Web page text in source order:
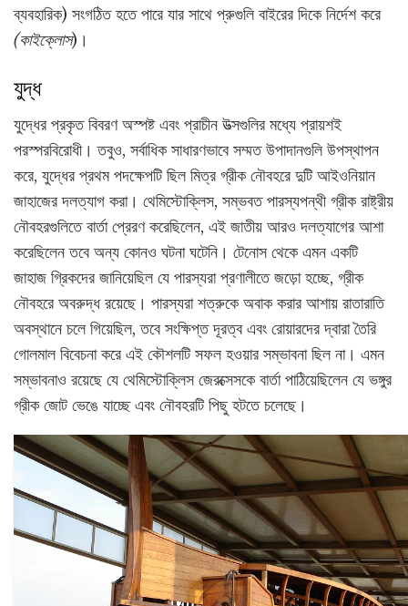
ব্যবহারিক) সংগঠিত হতে পারে যার সাথে প্রুগুলি বাইরের দিকে নির্দেশ করে
(কাইক্লোস)।
যুদ্ধ
যুদ্ধের প্রকৃত বিবরণ অস্পষ্ট এবং প্রাচীন উত্সগুলির মধ্যে প্রায়শই
পরস্পরবিরোধী। তবুও, সর্বাধিক সাধারণভাবে সম্মত উপাদানগুলি উপস্থাপন
করে, যুদ্ধের প্রথম পদক্ষেপটি ছিল মিত্র গ্রীক নৌবহরে দুটি আইওনিয়ান
জাহাজের দলত্যাগ করা। থেমিস্টোক্লিস, সম্ভবত পারস্যপন্থী গ্রীক রাষ্ট্রীয়
নৌবহরগুলিতে বার্তা প্রেরণ করেছিলেন, এই জাতীয় আরও দলত্যাগের আশা
করেছিলেন তবে অন্য কোনও ঘটনা ঘটেনি। টেনোস থেকে এমন একটি
জাহাজ গ্রিকদের জানিয়েছিল যে পারস্যরা প্রণালীতে জড়ো হচ্ছে, গ্রীক
নৌবহরে অবরুদ্ধ রয়েছে। পারস্যরা শত্রুকে অবাক করার আশায় রাতারাতি
অবস্থানে চলে গিয়েছিল, তবে সংক্ষিপ্ত দূরত্ব এবং রোয়ারদের দ্বারা তৈরি
গোলমাল বিবেচনা করে এই কৌশলটি সফল হওয়ার সম্ভাবনা ছিল না। এমন
সম্ভাবনাও রয়েছে যে থেমিস্টোক্লিস জেরক্সেসকে বার্তা পাঠিয়েছিলেন যে ভঙ্গুর
গ্রীক জোট ভেঙে যাচ্ছে এবং নৌবহরটি পিছু হটতে চলেছে।